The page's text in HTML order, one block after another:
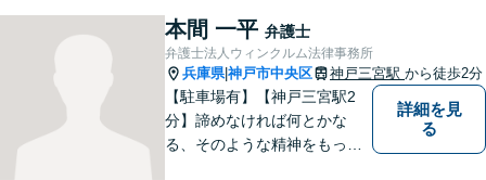
作成／リーガルチェック／債
権回収などもご相談ください
【オンライン面談可】【初回
相談無料】
本間 一平 弁護士
弁護士法人ウィンクルム法律事務所
兵庫県|神戸市中央区 神戸三宮駅 から徒歩2分
【駐車場有】【神戸三宮駅2
分】諦めなければ何とかな
る、そのような精神をもっ
詳細を見
る